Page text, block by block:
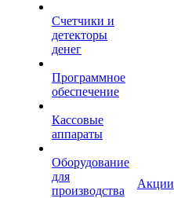
Счетчики и
детекторы
денег
Программное
обеспечение
Кассовые
аппараты
Оборудование
для
производства
Акции